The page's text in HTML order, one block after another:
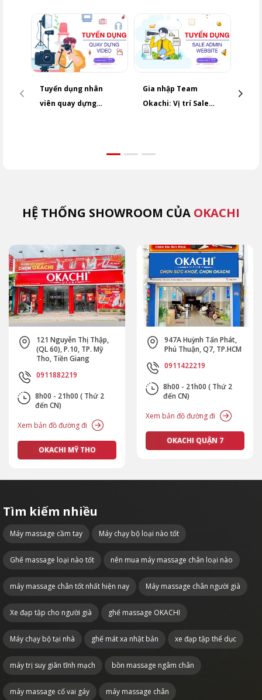
Tuyển dụng nhân
viên quay dựng
Gia nhập Team
Okachi: Vị trí Sale
HỆ THỐNG SHOWROOM CỦA OKACHI
121 Nguyễn Thị Thập,
(QL 60), P.10, TP. Mỹ
Tho, Tiền Giang
0911882219
8h00 - 21h00 ( Thứ 2
đến CN)
Xem bản đồ đường đi
OKACHI MỸ THO
947A Huỳnh Tấn Phát,
Phú Thuận, Q7, TP.HCM
0911422219
8h00 - 21h00 ( Thứ 2
đến CN)
Xem bản đồ đường đi
OKACHI QUẬN 7
Tìm kiếm nhiều
Máy massage cầm tay Máy chạy bộ loại nào tốt
Ghế massage loại nào tốt nên mua máy massage chân loại nào
máy massage chân tốt nhất hiện nay Máy massage chân người già
Xe đạp tập cho người già ghế massage OKACHI
Máy chạy bộ tại nhà ghế mát xa nhật bản xe đạp tập thể dục
máy trị suy giãn tĩnh mạch bồn massage ngâm chân
máy massage cổ vai gáy máy massage chân